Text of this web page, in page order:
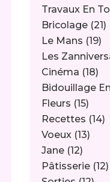
Travaux En
Bricolage (21)
Le Mans (19)
Les
Cinéma (18)
Bidouillage
Fleurs (15)
Recettes (14)
Voeux (13)
Jane (12)
Pâtisserie (12)